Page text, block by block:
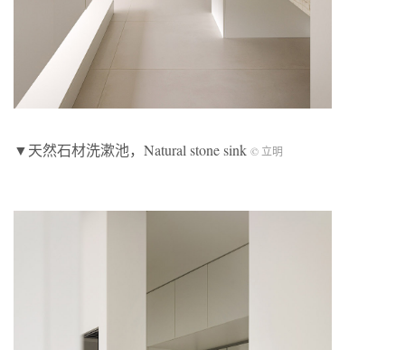
▼天然石材洗漱池，Natural stone sink © 立明